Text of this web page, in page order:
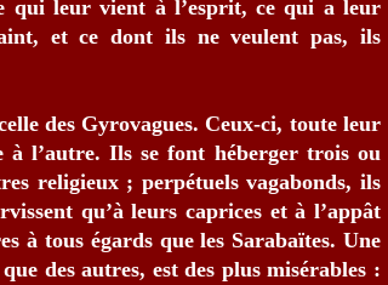
qui leur vient à l’esprit, ce qui a leur
et ce dont ils ne veulent pas, ils
des Gyrovagues. Ceux-ci, toute leur
à l’autre. Ils se font héberger trois ou
religieux ; perpétuels vagabonds, ils
qu’à leurs caprices et à l’appât
à tous égards que les Sarabaïtes. Une
des autres, est des plus misérables :